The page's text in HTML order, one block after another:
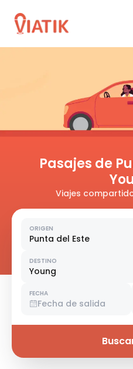
Pasajes de
Viajes
ORIGEN
Punta del Este
DESTINO
Young
FECHA
Fecha de salida